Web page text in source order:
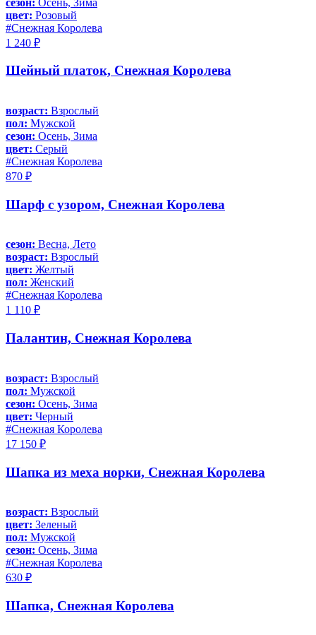
цвет: Розовый
#Снежная Королева
1 240 ₽
Шейный платок, Снежная Королева
возраст: Взрослый
пол: Мужской
сезон: Осень, Зима
цвет: Серый
#Снежная Королева
870 ₽
Шарф с узором, Снежная Королева
сезон: Весна, Лето
возраст: Взрослый
цвет: Желтый
пол: Женский
#Снежная Королева
1 110 ₽
Палантин, Снежная Королева
возраст: Взрослый
пол: Мужской
сезон: Осень, Зима
цвет: Черный
#Снежная Королева
17 150 ₽
Шапка из меха норки, Снежная Королева
возраст: Взрослый
цвет: Зеленый
пол: Мужской
сезон: Осень, Зима
#Снежная Королева
630 ₽
Шапка, Снежная Королева